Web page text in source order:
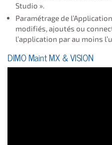
Studio ».
Paramétrage de
modifiés, ajoutés ou
l’application par au moins
DIMO Maint MX & VISION